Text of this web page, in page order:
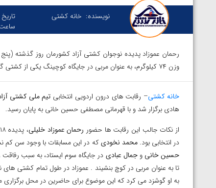
نویسنده: خانه کشتی
رحمان عموزاد پدیده نوجوان کشتی آزاد کشورمان روز گذشته
وزن ۷۴ کیلوگرم، به عنوان مربی در جایگاه کوچینگ یکی از کشتی گیران نشست.
خانه کشتی– رقابت های درون اردویی انتخابی تیم ملی کشتی
هادی برگزار شد و با قهرمانی مصطفی حسین خانی به پایان رسید.
از نکات جالب این رقابت ها حضور رحمان عموزاد خلیلی
در انتخابی بود.محمد نخودیکه در این مسابقات با وجود سن کم
حسین خانی وجمال عبادی در جایگاه سوم ایستاد، به سبب
تا به عنوان مربی در کوچ بنشیند . عموزاد در طول تمام کشتی های
به او گوشزد می کرد که این موضوع برای حاضرین در محل برگزاری